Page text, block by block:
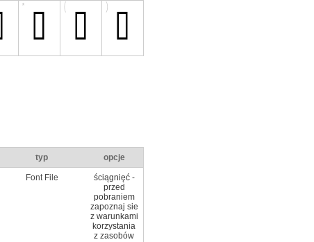
typ opcje
Font File
ściągnięć -
przed
pobraniem
zapoznaj sie
z warunkami
korzystania
z zasobów